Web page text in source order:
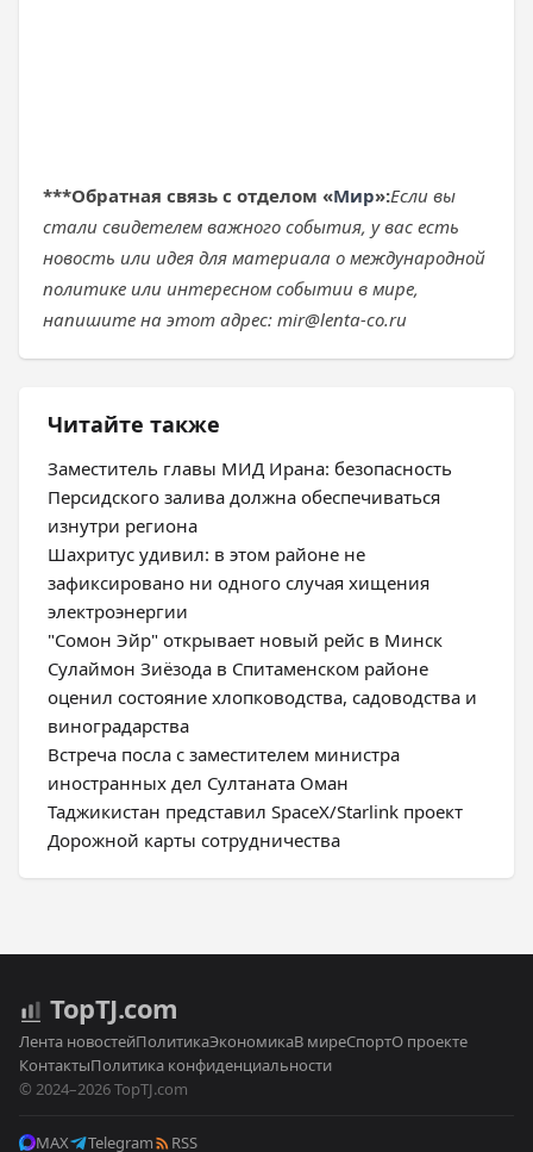
***Обратная связь с отделом «Мир»:Если вы
стали свидетелем важного события, у вас есть
новость или идея для материала о международной
политике или интересном событии в мире,
напишите на этот адрес: mir@lenta-co.ru
Читайте также
Заместитель главы МИД Ирана: безопасность
Персидского залива должна обеспечиваться
изнутри региона
Шахритус удивил: в этом районе не
зафиксировано ни одного случая хищения
электроэнергии
"Сомон Эйр" открывает новый рейс в Минск
Сулаймон Зиёзода в Спитаменском районе
оценил состояние хлопководства, садоводства и
виноградарства
Встреча посла с заместителем министра
иностранных дел Султаната Оман
Таджикистан представил SpaceX/Starlink проект
Дорожной карты сотрудничества
TopTJ.com
Лента новостейПолитикаЭкономикаВ миреСпортО проекте
КонтактыПолитика конфиденциальности
© 2024–2026 TopTJ.com
MAX Telegram RSS